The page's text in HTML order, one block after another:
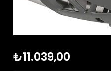
₺11.039,00